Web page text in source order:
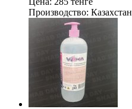
Производство: Казахстан